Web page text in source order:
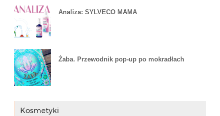
Analiza: SYLVECO MAMA
Żaba. Przewodnik pop-up po mokradłach
Kosmetyki